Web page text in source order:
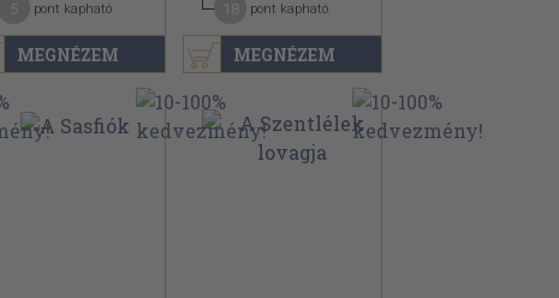
MEGNÉZEM
pont kapható
MEGNÉZEM
pont kapható